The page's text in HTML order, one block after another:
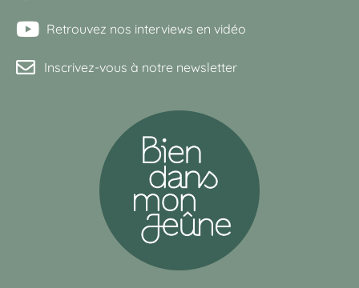
Retrouvez nos interviews en vidéo
Inscrivez-vous à notre newsletter